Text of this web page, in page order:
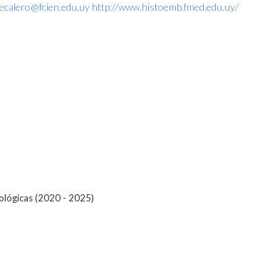
ecalero@fcien.edu.uy http://www.histoemb.fmed.edu.uy/
(2020 - 2025)